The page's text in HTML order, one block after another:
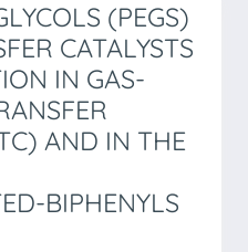
(PEGS)
CATALYSTS
IN GAS-
AND IN THE
BIPHENYLS